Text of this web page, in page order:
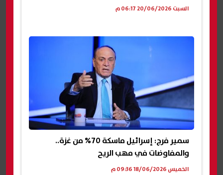
السبت 20/06/2026 06:17 م
سمير فرج: إسرائيل ماسكة 70% من غزة..
والمفاوضات في مهب الريح
الخميس 18/06/2026 09:36 م